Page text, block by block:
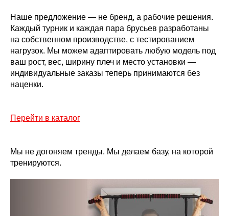
Наше предложение — не бренд, а рабочие решения.
Каждый турник и каждая пара брусьев разработаны
на собственном производстве, с тестированием
нагрузок. Мы можем адаптировать любую модель под
ваш рост, вес, ширину плеч и место установки —
индивидуальные заказы теперь принимаются без
наценки.
Перейти в каталог
Мы не догоняем тренды. Мы делаем базу, на которой
тренируются.